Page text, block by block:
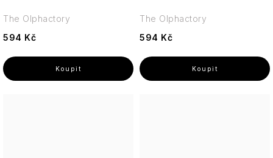
594 Kč
The Olphactory
594 Kč
The Olphactory